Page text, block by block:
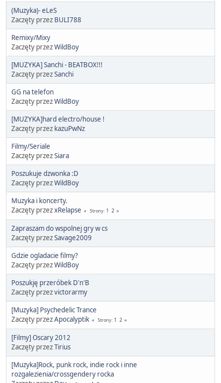
(Muzyka)- eLeS
Zaczęty przez BULI788
Remixy/Mixy
Zaczęty przezWildBoy
[MUZYKA] Sanchi - BEATBOX!!!
Zaczęty przezSanchi
GG na telefon
Zaczęty przezWildBoy
[MUZYKA]hard electro/house !
Zaczęty przez kazuPwNz
Filmy/Seriale
Zaczęty przezSiara
Poszukuje dzwonka :D
Zaczęty przezWildBoy
Muzyka i koncerty.
Zaczęty przezxRelapse Strony 1 2
Zapraszam do wspolnej gry w cs
Zaczęty przezSavage2009
Gdzie ogladacie filmy?
Zaczęty przezWildBoy
Poszukję przeróbek D'n'B
Zaczęty przezvictorarmy
[Muzyka] Psychedelic Trance
Zaczęty przezApocalyptik Strony 1 2
[Filmy] Oscary 2012
Zaczęty przezTirius
[Muzyka]Rock, punk rock, indie rock i inne
rozgalezienia/crossgendery rocka